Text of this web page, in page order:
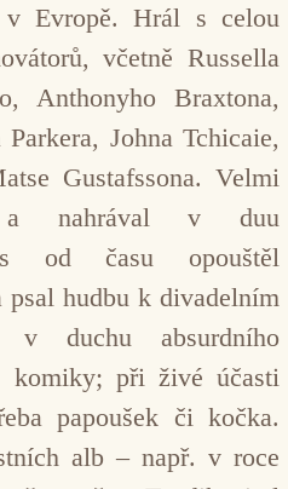
v Evropě. Hrál s celou
včetně Russella
Anthonyho Braxtona,
Johna Tchicaie,
Gustafssona. Velmi
a nahrával v duu
od času opouštěl
hudbu k divadelním
v duchu absurdního
komiky; při živé účasti
papoušek či kočka.
alb – např. v roce